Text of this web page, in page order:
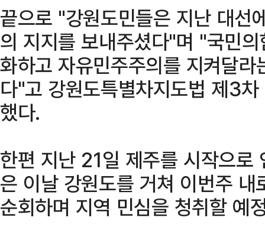
끝으로 "강원도민들은 지난 대
의 지지를 보내주셨다"며 "국민
화하고 자유민주주의를 지켜달
다"고 강원도특별차지도법 제3
했다.
한편 지난 21일 제주를 시작으로
은 이날 강원도를 거쳐 이번주 내
순회하며 지역 민심을 청취할 예